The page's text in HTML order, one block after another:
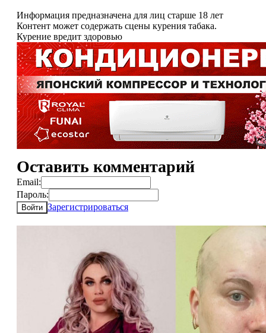
Информация предназначена для лиц старше 18 лет
Контент может содержать сцены курения табака.
Курение вредит здоровью
Оставить комментарий
Email:
Пароль:
Войти Зарегистрироваться